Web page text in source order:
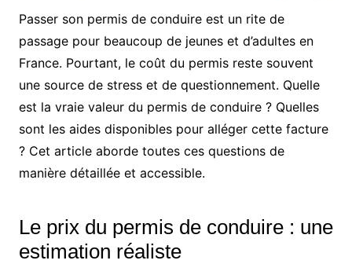
Passer son permis de conduire est un rite de
passage pour beaucoup de jeunes et d’adultes en
France. Pourtant, le coût du permis reste souvent
une source de stress et de questionnement. Quelle
est la vraie valeur du permis de conduire ? Quelles
sont les aides disponibles pour alléger cette facture
? Cet article aborde toutes ces questions de
manière détaillée et accessible.
Le prix du permis de conduire : une
estimation réaliste